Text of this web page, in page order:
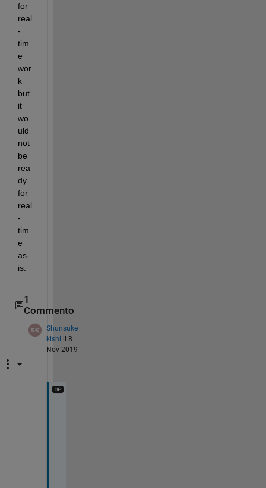
for
real
-
tim
e
wor
k
but
it
wo
uld
not
be
rea
dy
for
real
-
tim
e
as-
is.
1
Commento
Shunsuke
kishi il 8
Nov 2019